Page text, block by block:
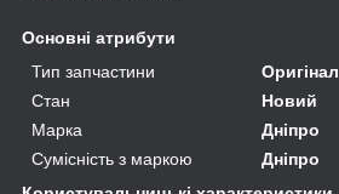
Основні атрибути
Тип запчастини
Оригінал
Стан
Новий
Марка
Дніпро
Сумісність з маркою
Дніпро